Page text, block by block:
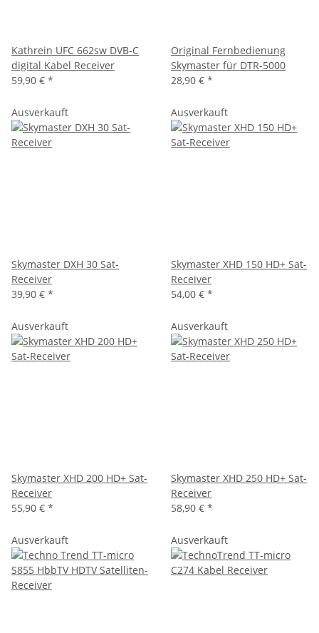
Kathrein UFC 662sw DVB-C
digital Kabel Receiver
59,90 € *
Original Fernbedienung
Skymaster für DTR-5000
28,90 € *
Ausverkauft
Skymaster DXH 30 Sat-
Receiver
39,90 € *
Ausverkauft
Skymaster XHD 150 HD+ Sat-
Receiver
54,00 € *
Ausverkauft
Skymaster XHD 200 HD+ Sat-
Receiver
55,90 € *
Ausverkauft
Skymaster XHD 250 HD+ Sat-
Receiver
58,90 € *
Ausverkauft Ausverkauft